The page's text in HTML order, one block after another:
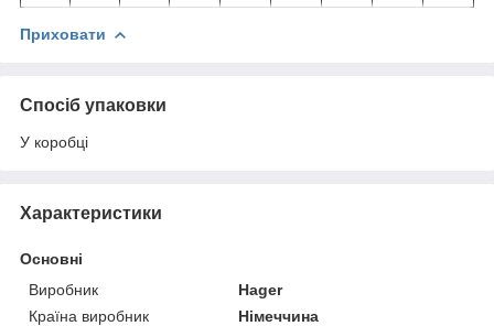
Приховати
Спосіб упаковки
У коробці
Характеристики
Основні
Виробник
Hager
Країна виробник
Німеччина